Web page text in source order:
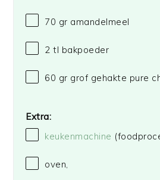
70 gr amandelmeel
2 tl bakpoeder
60 gr grof gehakte pure
Extra:
keukenmachine
oven,